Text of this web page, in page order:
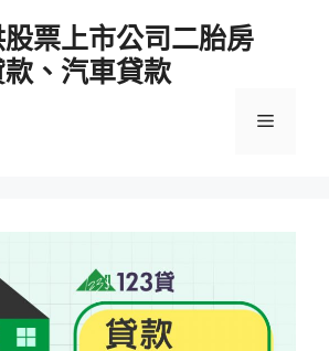
票上市公司二胎房
、汽車貸款
選